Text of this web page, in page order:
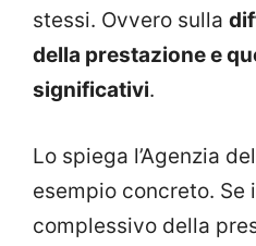
stessi. Ovvero sulla
della prestazione e
significativi.
Lo spiega l’Agenzia
esempio concreto. Se
complessivo della